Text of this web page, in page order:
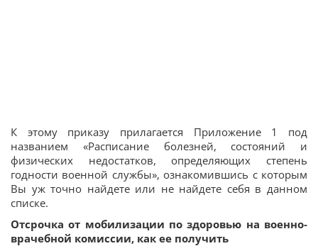
К этому приказу прилагается Приложение 1 под
названием «Расписание болезней, состояний и
физических недостатков, определяющих степень
годности военной службы», ознакомившись с которым
Вы уж точно найдете или не найдете себя в данном
списке.
Отсрочка от мобилизации по здоровью на военно-
врачебной комиссии, как ее получить